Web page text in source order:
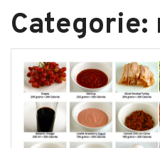
Categorie: